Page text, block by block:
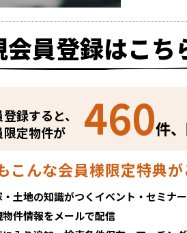
会員登録はこち
録すると、
限定物件が
460件
こんな会員様限定特典が
・土地の知識がつくイベント・セミナ
物件情報をメールで配信